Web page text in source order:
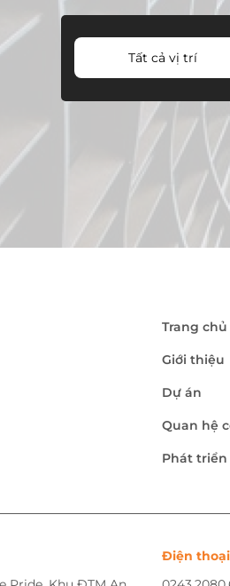
Tất cả vị trí
Trang chủ
Giới thiệu
Dự án
Quan hệ
Phát
Điện